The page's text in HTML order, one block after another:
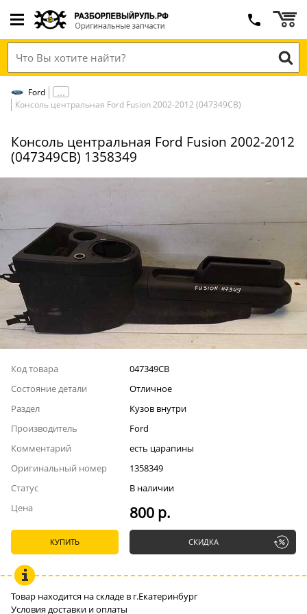
Ford
Консоль центральная Ford Fusion 2002-2012 (047349СВ)
Консоль центральная Ford Fusion 2002-2012
(047349СВ) 1358349
Код товара
047349СВ
Состояние детали
Отличное
Раздел
Кузов внутри
Производитель
Ford
Комментарий
есть царапины
Оригинальный номер
1358349
Статус
В наличии
Цена
800 р.
КУПИТЬ СКИДКА
Товар находится на складе в г.Екатеринбург
Условия доставки и оплаты